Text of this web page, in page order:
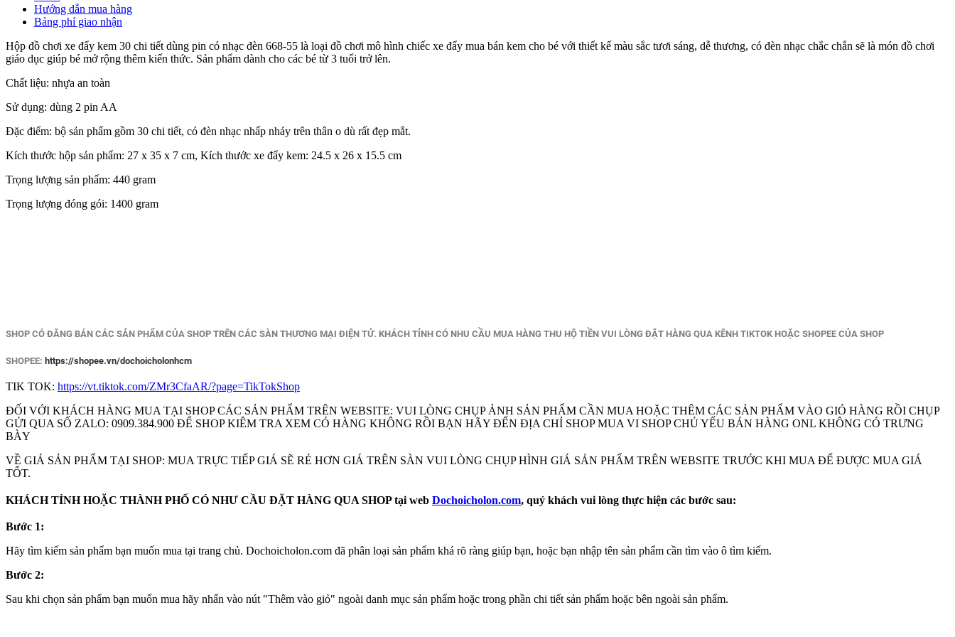
Hướng dẫn mua hàng
Bảng phí giao nhận
Hộp đồ chơi xe đẩy kem 30 chi tiết dùng pin có nhạc đèn 668-55 là loại đồ chơi mô hình chiếc xe đẩy mua bán kem cho bé với thiết kế màu sắc tươi sáng, dễ thương, có đèn nhạc chắc chắn sẽ là món đồ chơi
giáo dục giúp bé mở rộng thêm kiến thức. Sản phẩm dành cho các bé từ 3 tuổi trở lên.
Chất liệu: nhựa an toàn
Sử dụng: dùng 2 pin AA
Đặc điểm: bộ sản phẩm gồm 30 chi tiết, có đèn nhạc nhấp nháy trên thân o dù rất đẹp mắt.
Kích thước hộp sản phẩm: 27 x 35 x 7 cm, Kích thước xe đẩy kem: 24.5 x 26 x 15.5 cm
Trọng lượng sản phẩm: 440 gram
Trọng lượng đóng gói: 1400 gram
SHOP CÓ ĐĂNG BÁN CÁC SẢN PHẨM CỦA SHOP TRÊN CÁC SÀN THƯƠNG MẠI ĐIỆN TỬ. KHÁCH TỈNH CÓ NHU CẦU MUA HÀNG THU HỘ TIỀN VUI LÒNG ĐẶT HÀNG QUA KÊNH TIKTOK HOẶC SHOPEE CỦA SHOP
SHOPEE: https://shopee.vn/dochoicholonhcm
TIK TOK: https://vt.tiktok.com/ZMr3CfaAR/?page=TikTokShop
ĐỐI VỚI KHÁCH HÀNG MUA TẠI SHOP CÁC SẢN PHẨM TRÊN WEBSITE: VUI LÒNG CHỤP ẢNH SẢN PHẨM CẦN MUA HOẶC THÊM CÁC SẢN PHẨM VÀO GIỎ HÀNG RỒI CHỤP
GỬI QUA SỐ ZALO: 0909.384.900 ĐỂ SHOP KIÊM TRA XEM CÓ HÀNG KHÔNG RỒI BẠN HÃY ĐẾN ĐỊA CHỈ SHOP MUA VI SHOP CHỦ YẾU BÁN HÀNG ONL KHÔNG CÓ TRƯNG
BÀY
VỀ GIÁ SẢN PHẨM TẠI SHOP: MUA TRỰC TIẾP GIÁ SẼ RẺ HƠN GIÁ TRÊN SÀN VUI LÒNG CHỤP HÌNH GIÁ SẢN PHẨM TRÊN WEBSITE TRƯỚC KHI MUA ĐẾ ĐƯỢC MUA GIÁ
TỐT.
KHÁCH TỈNH HOẶC THÀNH PHỐ CÓ NHƯ CẦU ĐẶT HÀNG QUA SHOP tại web Dochoicholon.com, quý khách vui lòng thực hiện các bước sau:
Bước 1:
Hãy tìm kiếm sản phẩm bạn muốn mua tại trang chủ. Dochoicholon.com đã phân loại sản phẩm khá rõ ràng giúp bạn, hoặc bạn nhập tên sản phẩm cần tìm vào ô tìm kiếm.
Bước 2:
Sau khi chọn sản phẩm bạn muốn mua hãy nhấn vào nút "Thêm vào giỏ" ngoài danh mục sản phẩm hoặc trong phần chi tiết sản phẩm hoặc bên ngoài sản phẩm.